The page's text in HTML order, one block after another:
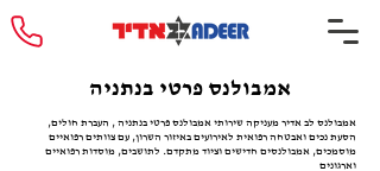
אמבולנס פרטי בנתניה
אמבולנס לב אדיר מעניקה שירותי אמבולנס פרטי בנתניה , העברת חולים,
הסעת נכים ואבטחה רפואית לאירועים באיזור השרון, עם צוותים רפואיים
מוסמכים, אמבולנסים חדישים וציוד מתקדם. לתושבים, מוסדות רפואיים
וארגונים